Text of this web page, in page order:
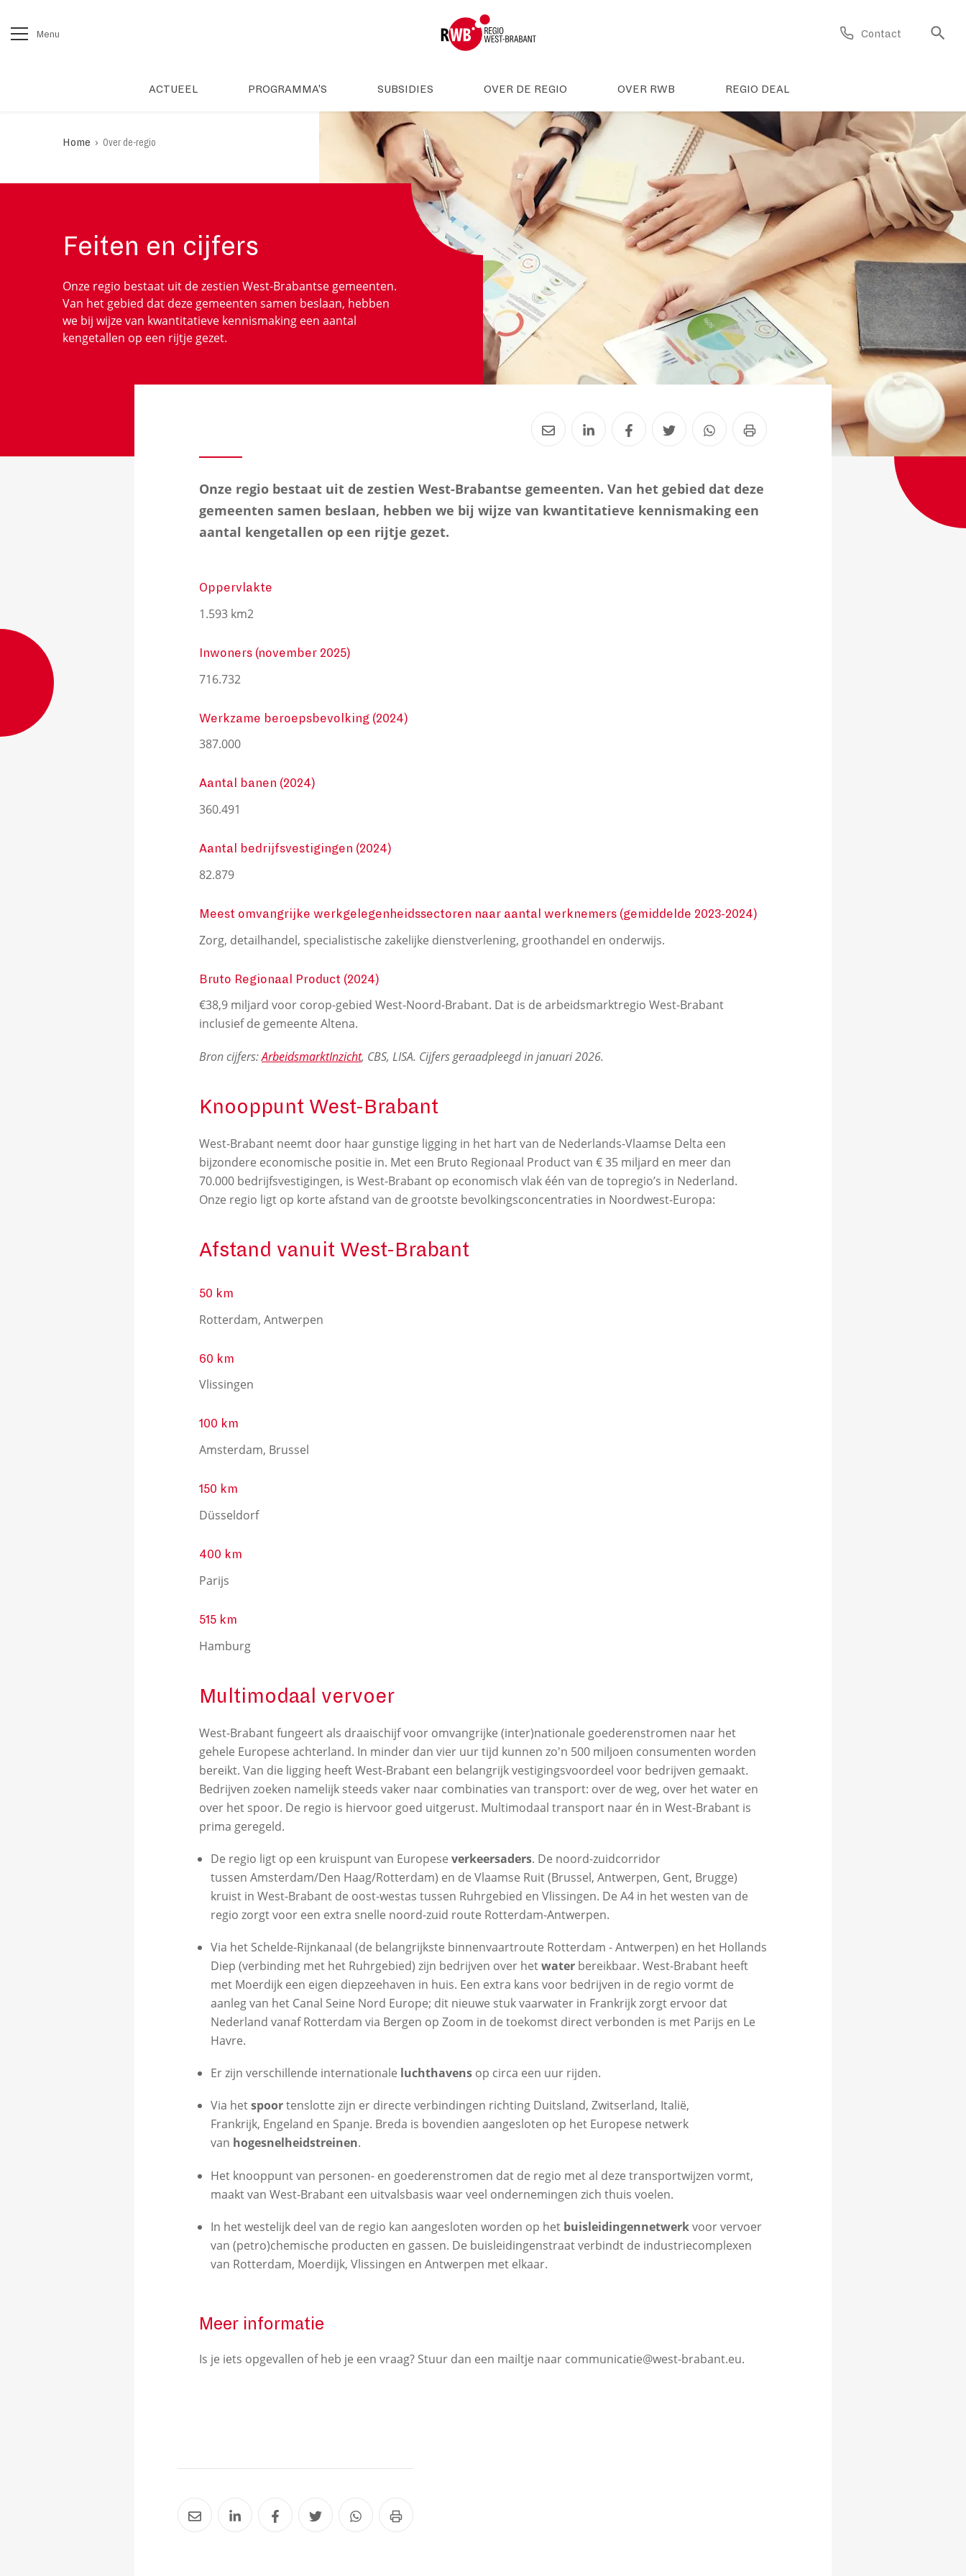
Menu Contact
ACTUEEL PROGRAMMA'S SUBSIDIES OVER DE REGIO OVER RWB REGIO DEAL
Home › Over de-regio
Feiten en cijfers
Onze regio bestaat uit de zestien West-Brabantse gemeenten.
Van het gebied dat deze gemeenten samen beslaan, hebben
we bij wijze van kwantitatieve kennismaking een aantal
kengetallen op een rijtje gezet.
Onze regio bestaat uit de zestien West-Brabantse gemeenten. Van het gebied dat deze
gemeenten samen beslaan, hebben we bij wijze van kwantitatieve kennismaking een
aantal kengetallen op een rijtje gezet.
Oppervlakte
1.593 km2
Inwoners (november 2025)
716.732
Werkzame beroepsbevolking (2024)
387.000
Aantal banen (2024)
360.491
Aantal bedrijfsvestigingen (2024)
82.879
Meest omvangrijke werkgelegenheidssectoren naar aantal werknemers (gemiddelde 2023-2024)
Zorg, detailhandel, specialistische zakelijke dienstverlening, groothandel en onderwijs.
Bruto Regionaal Product (2024)
€38,9 miljard voor corop-gebied West-Noord-Brabant. Dat is de arbeidsmarktregio West-Brabant
inclusief de gemeente Altena.
Bron cijfers:ArbeidsmarktInzicht, CBS, LISA. Cijfers geraadpleegd in januari 2026.
Knooppunt West-Brabant
West-Brabant neemt door haar gunstige ligging in het hart van de Nederlands-Vlaamse Delta een
bijzondere economische positie in. Met een Bruto Regionaal Product van € 35 miljard en meer dan
70.000 bedrijfsvestigingen, is West-Brabant op economisch vlak één van de topregio’s in Nederland.
Onze regio ligt op korte afstand van de grootste bevolkingsconcentraties in Noordwest-Europa:
Afstand vanuit West-Brabant
50 km
Rotterdam, Antwerpen
60 km
Vlissingen
100 km
Amsterdam, Brussel
150 km
Düsseldorf
400 km
Parijs
515 km
Hamburg
Multimodaal vervoer
West-Brabant fungeert als draaischijf voor omvangrijke (inter)nationale goederenstromen naar het
gehele Europese achterland. In minder dan vier uur tijd kunnen zo'n 500 miljoen consumenten worden
bereikt. Van die ligging heeft West-Brabant een belangrijk vestigingsvoordeel voor bedrijven gemaakt.
Bedrijven zoeken namelijk steeds vaker naar combinaties van transport: over de weg, over het water en
over het spoor. De regio is hiervoor goed uitgerust. Multimodaal transport naar én in West-Brabant is
prima geregeld.
De regio ligt op een kruispunt van Europese verkeersaders. De noord-zuidcorridor
tussen Amsterdam/Den Haag/Rotterdam) en de Vlaamse Ruit (Brussel, Antwerpen, Gent, Brugge)
kruist in West-Brabant de oost-westas tussen Ruhrgebied en Vlissingen. De A4 in het westen van de
regio zorgt voor een extra snelle noord-zuid route Rotterdam-Antwerpen.
Via het Schelde-Rijnkanaal (de belangrijkste binnenvaartroute Rotterdam - Antwerpen) en het Hollands
Diep (verbinding met het Ruhrgebied) zijn bedrijven over hetwater bereikbaar. West-Brabant heeft
met Moerdijk een eigen diepzeehaven in huis. Een extra kans voor bedrijven in de regio vormt de
aanleg van het Canal Seine Nord Europe; dit nieuwe stuk vaarwater in Frankrijk zorgt ervoor dat
Nederland vanaf Rotterdam via Bergen op Zoom in de toekomst direct verbonden is met Parijs en Le
Havre.
Er zijn verschillende internationale luchthavens op circa een uur rijden.
Via hetspoortenslotte zijn er directe verbindingen richting Duitsland, Zwitserland, Italië,
Frankrijk, Engeland en Spanje. Breda is bovendien aangesloten op het Europese netwerk
van hogesnelheidstreinen.
Het knooppunt van personen- en goederenstromen dat de regio met al deze transportwijzen vormt,
maakt van West-Brabant een uitvalsbasis waar veel ondernemingen zich thuis voelen.
In het westelijk deel van de regio kan aangesloten worden op het buisleidingennetwerkvoor vervoer
van (petro)chemische producten en gassen. De buisleidingenstraat verbindt de industriecomplexen
van Rotterdam, Moerdijk, Vlissingen en Antwerpen met elkaar.
Meer informatie
Is je iets opgevallen of heb je een vraag? Stuur dan een mailtje naar communicatie@west-brabant.eu.